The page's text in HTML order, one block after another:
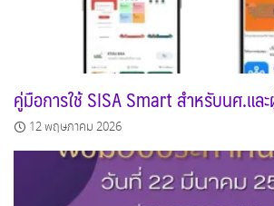
คู่มือการใช้ SISA Smart สำหรับนศ.แล
12 พฤษภาคม 2026